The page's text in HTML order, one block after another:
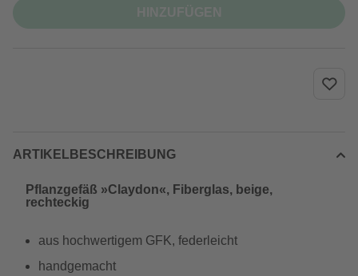
ARTIKELBESCHREIBUNG
Pflanzgefäß »Claydon«, Fiberglas, beige,
rechteckig
aus hochwertigem GFK, federleicht
handgemacht